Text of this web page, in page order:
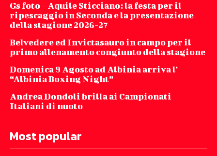
Gs foto – Aquile Sticciano: la festa per il
ripescaggio in Seconda e la presentazione
della stagione 2026-27
Belvedere ed Invictasauro in campo per il
primo allenamento congiunto della stagione
Domenica 9 Agosto ad Albinia arriva l’
“Albinia Boxing Night”
Andrea Dondoli brilla ai Campionati
Italiani di nuoto
Most popular